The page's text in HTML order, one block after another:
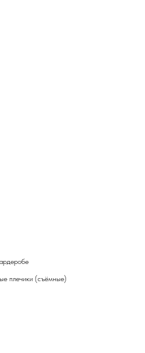
плечики (съёмные)